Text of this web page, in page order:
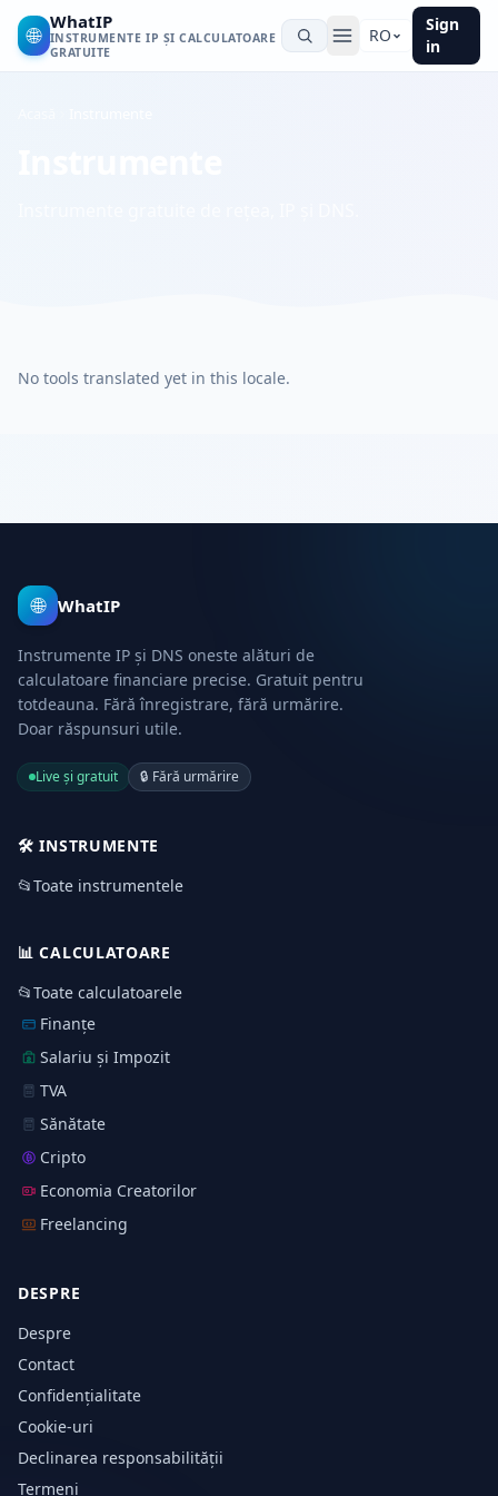
🌐
WhatIP
INSTRUMENTE IP ȘI CALCULATOARE
GRATUITE
RO
Sign
in
No tools translated yet in this locale.
🌐 WhatIP
Instrumente IP și DNS oneste alături de
calculatoare financiare precise. Gratuit pentru
totdeauna. Fără înregistrare, fără urmărire.
Doar răspunsuri utile.
Live și gratuit 🔒 Fără urmărire
🛠️INSTRUMENTE
📂Toate instrumentele
📊CALCULATOARE
📂Toate calculatoarele
Finanțe
Salariu și Impozit
TVA
Sănătate
Cripto
Economia Creatorilor
Freelancing
DESPRE
Despre
Contact
Confidențialitate
Cookie-uri
Declinarea responsabilității
Termeni